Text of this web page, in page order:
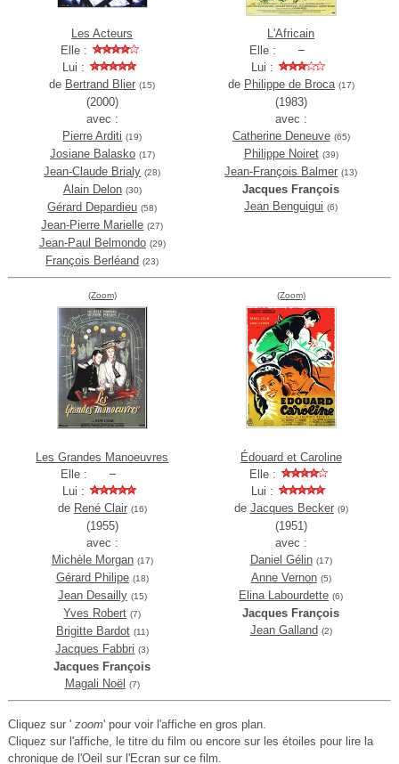
Les Acteurs
Elle :
Lui :
de Bertrand Blier (15)
(2000)
avec :
Pierre Arditi (19)
Josiane Balasko (17)
Jean-Claude Brialy (28)
Alain Delon (30)
Gérard Depardieu (58)
Jean-Pierre Marielle (27)
Jean-Paul Belmondo (29)
François Berléand (23)
L'Africain
Elle :
Lui :
de Philippe de Broca (17)
(1983)
avec :
Catherine Deneuve (65)
Philippe Noiret (39)
Jean-François Balmer (13)
Jacques François
Jean Benguigui (6)
(Zoom)
Les Grandes Manoeuvres
Elle :
Lui :
de René Clair (16)
(1955)
avec :
Michèle Morgan (17)
Gérard Philipe (18)
Jean Desailly (15)
Yves Robert (7)
Brigitte Bardot (11)
Jacques Fabbri (3)
Jacques François
Magali Noël
(7)
(Zoom)
Édouard et Caroline
Elle :
Lui :
de Jacques Becker (9)
(1951)
avec :
Daniel Gélin (17)
Anne Vernon (5)
Elina Labourdette (6)
Jacques François
Jean Galland (2)
Cliquez sur ' zoom' pour voir l'affiche en gros plan.
Cliquez sur l'affiche, le titre du film ou encore sur les étoiles pour lire la
chronique de l'Oeil sur l'Ecran sur ce film.